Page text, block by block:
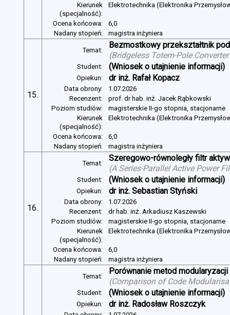
Kierunek
(specjalność):
Elektrotechnika (Elektronika
Ocena końcowa:
6,0
Nadany stopień:
magistra inżyniera
15.
Temat:
Bezmostkowy przekształtnik
(Bridgeless Totem-Pole
Student: (Wniosek o utajnienie informacji)
Opiekun: dr inż. Rafał Kopacz
Data obrony:
1.07.2026
Recenzent:
prof. dr hab. inż. Jacek Rąbkowski
Poziom studiów:
magisterskie II-go stopnia, stacjonarne
Kierunek
(specjalność):
Elektrotechnika (Elektronika
Ocena końcowa:
6,0
Nadany stopień:
magistra inżyniera
16.
Temat:
Szeregowo-równoległy filtr
(A Series-Parallel Active Power
Student: (Wniosek o utajnienie informacji)
Opiekun: dr inż. Sebastian Styński
Data obrony:
1.07.2026
Recenzent:
dr hab. inż. Arkadiusz Kaszewski
Poziom studiów:
magisterskie II-go stopnia, stacjonarne
Kierunek
(specjalność):
Elektrotechnika (Elektronika
Ocena końcowa:
6,0
Nadany stopień:
magistra inżyniera
Temat:
Porównanie metod
(Comparison of Code
Student: (Wniosek o utajnienie informacji)
Opiekun: dr inż. Radosław Roszczyk